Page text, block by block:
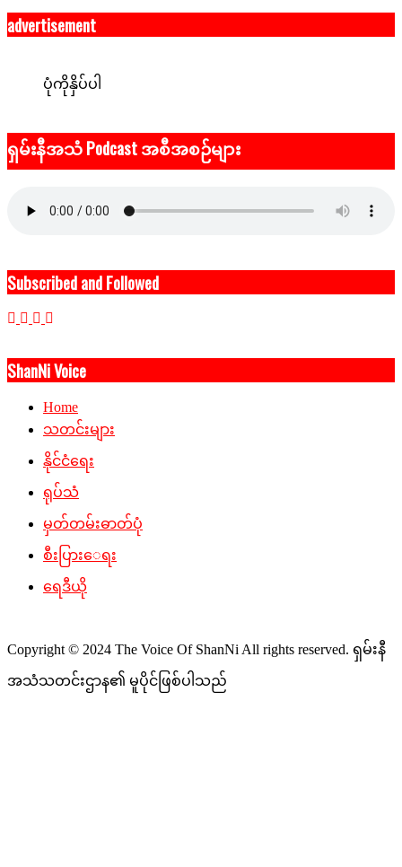
advertisement
ပုံကိုနှိပ်ပါ
ရှမ်းနီအသံ Podcast အစီအစဉ်များ
Subscribed and Followed
ShanNi Voice
Home
သတင်းများ
နိုင်ငံရေး
ရုပ်သံ
မှတ်တမ်းဓာတ်ပုံ
စီးပြားေရး
ရေဒီယို
Copyright © 2024 The Voice Of ShanNi All rights reserved. ရှမ်းနီ
အသံသတင်းဌာန၏ မူပိုင်ဖြစ်ပါသည်